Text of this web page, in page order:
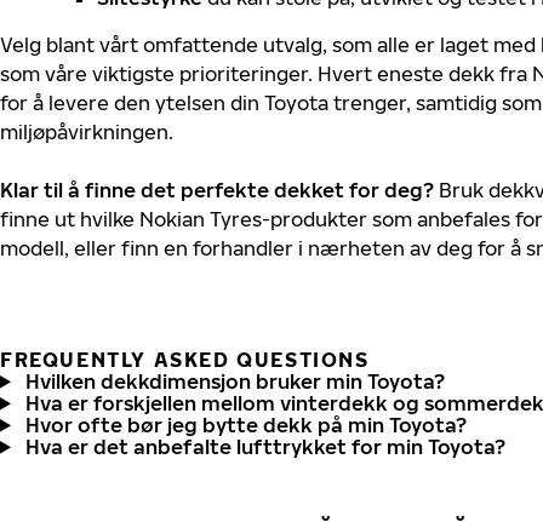
Velg blant vårt omfattende utvalg, som alle er laget
som våre viktigste prioriteringer. Hvert eneste dekk fra
for å levere den ytelsen din Toyota trenger, samtidig
miljøpåvirkningen.
Klar til å finne det perfekte dekket for deg? Bruk
finne ut hvilke Nokian Tyres-produkter som anbefales
modell, eller finn en forhandler i nærheten av deg for å
FREQUENTLY ASKED QUESTIONS
Hvilken dekkdimensjon bruker min Toyota?
Hva er forskjellen mellom vinterdekk og
Hvor ofte bør jeg bytte dekk på min Toyota?
Hva er det anbefalte lufttrykket for min Toyota?